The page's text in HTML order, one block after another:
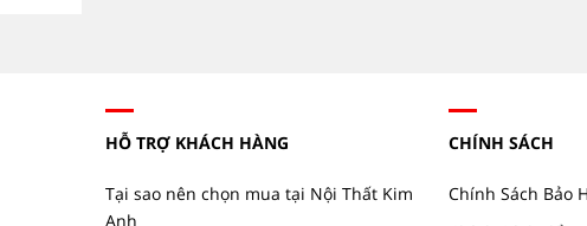
HỖ TRỢ KHÁCH HÀNG
Tại sao nên chọn mua tại Nội Thất Kim
Anh
CHÍNH SÁCH
Chính Sách Bảo